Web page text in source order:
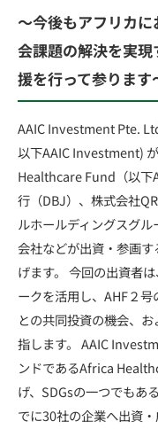
～今後もアフリカ
会課題の解決を実
援を行って参ります
AAIC Investment Pte.
以下AAIC Investment)
Healthcare Fund（以下
行（DBJ）、株式会社
ルホールディングスグ
会社などが出資・参画
げます。 今回の出資者
ークを活用し、AHF２
との共同投資の機会、
指します。 AAIC
ンドであるAfrica
げ、SDGsの一つでもあ
でに30社の企業へ出資